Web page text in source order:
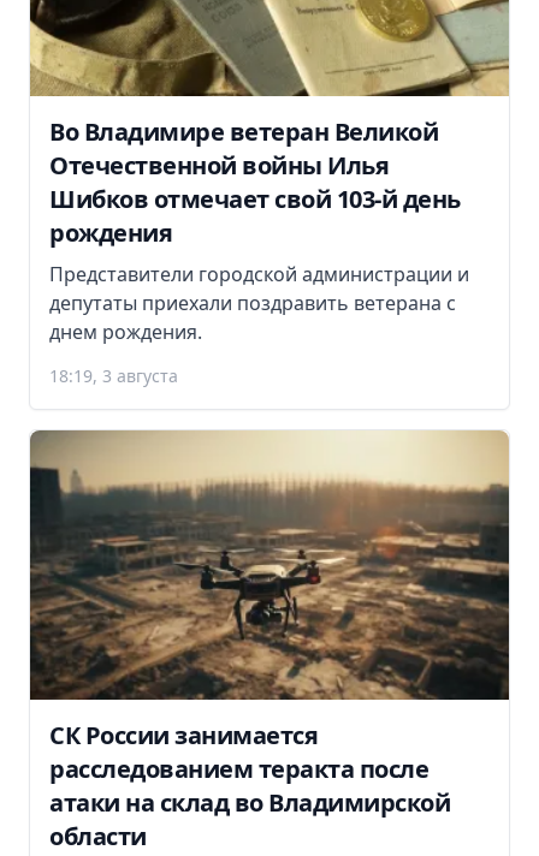
Во Владимире ветеран Великой
Отечественной войны Илья
Шибков отмечает свой 103-й день
рождения
Представители городской администрации и
депутаты приехали поздравить ветерана с
днем рождения.
18:19, 3 августа
СК России занимается
расследованием теракта после
атаки на склад во Владимирской
области